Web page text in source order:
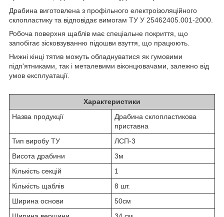
Драбина виготовлена з профільного електроізоляційного
склопластику та відповідає вимогам ТУ У 25462405.001-2000.
Робоча поверхня щаблів має спеціальне покриття, що
запобігає зісковзуванню підошви взуття, що працюють.
Нижні кінці тятив можуть обладнуватися як гумовими
підп'ятниками, так і металевими віконцювачами, залежно від
умов експлуатації.
Характеристики
Назва продукції
Драбина склопластикова
приставна
Тип виробу ТУ
ЛСП-3
Висота драбини
3м
Кількість секцій
1
Кількість щаблів
8 шт.
Ширина основи
50см